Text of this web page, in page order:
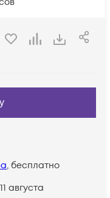
, бесплатно
11 августа